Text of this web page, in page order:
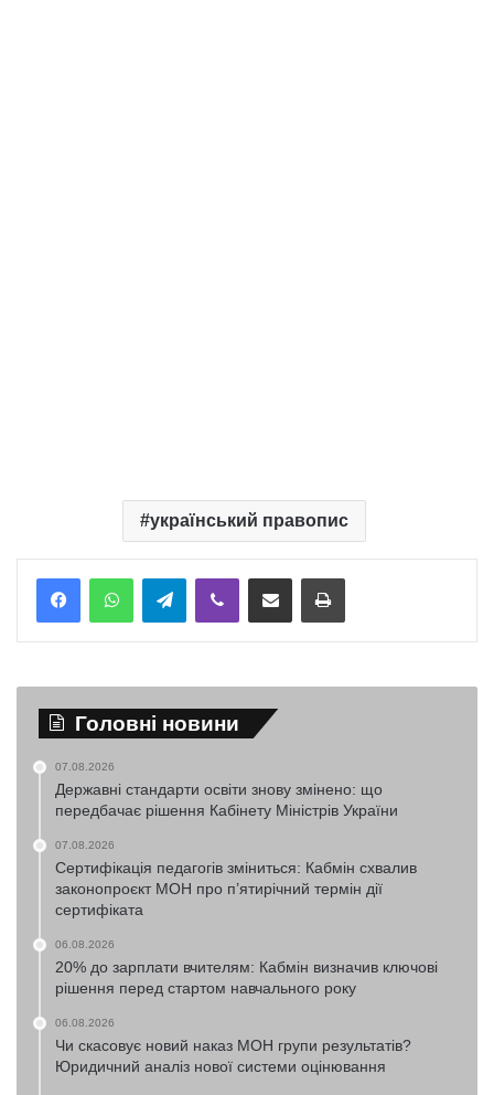
український правопис
TelegramViber Надіслати електронною поштоюНадрукувати
Головні новини
07.08.2026
Державні стандарти освіти знову змінено: що
передбачає рішення Кабінету Міністрів України
07.08.2026
Сертифікація педагогів зміниться: Кабмін схвалив
законопроєкт МОН про п’ятирічний термін дії
сертифіката
06.08.2026
20% до зарплати вчителям: Кабмін визначив ключові
рішення перед стартом навчального року
06.08.2026
Чи скасовує новий наказ МОН групи результатів?
Юридичний аналіз нової системи оцінювання